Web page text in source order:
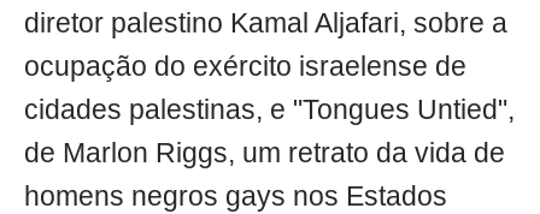
diretor palestino Kamal Aljafari, sobre a
ocupação do exército israelense de
cidades palestinas, e "Tongues Untied",
de Marlon Riggs, um retrato da vida de
homens negros gays nos Estados